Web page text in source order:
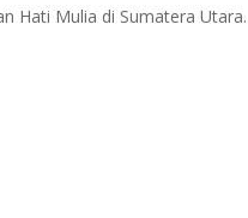
Hati Mulia di Sumatera Utara.